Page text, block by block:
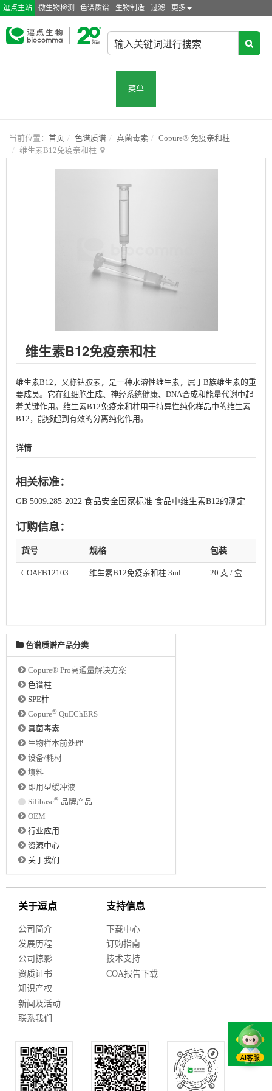
逗点主站 微生物检测 色谱质谱 生物制造 过滤 更多
菜单
当前位置： 首页 色谱质谱 真菌毒素
Copure® 免疫亲和柱
维生素B12免疫亲和柱
维生素B12免疫亲和柱
维生素B12，又称钴胺素，是一种水溶性维生素，属于B族维生素的重
要成员。它在红细胞生成、神经系统健康、DNA合成和能量代谢中起
着关键作用。维生素B12免疫亲和柱用于特异性纯化样品中的维生素
B12，能够起到有效的分离纯化作用。
详情
相关标准：
GB 5009.285-2022 食品安全国家标准 食品中维生素B12的测定
订购信息：
货号 规格 包装
COAFB12103 维生素B12免疫亲和柱 3ml 20 支 / 盒
色谱质谱产品分类
Copure® Pro高通量解决方案
色谱柱
SPE柱
Copure® QuEChERS
真菌毒素
生物样本前处理
设备/耗材
填料
即用型缓冲液
Silibase® 品牌产品
OEM
行业应用
资源中心
关于我们
关于逗点
公司简介
发展历程
公司掠影
资质证书
知识产权
新闻及活动
联系我们
支持信息
下载中心
订购指南
技术支持
COA报告下载